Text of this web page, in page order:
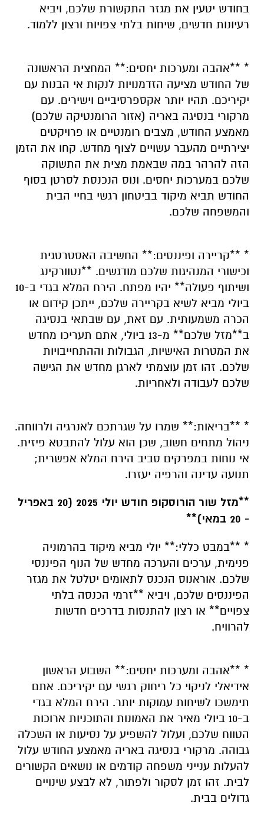
בחודש יטעין את מגזר התקשורת שלכם, ויביא
רעיונות חדשים, שיחות בלתי צפויות ורצון ללמוד.
* **אהבה ומערכות יחסים:** המחצית הראשונה
של החודש מציעה הזדמנויות לנקות אי הבנות עם
יקיריכם. תהיו יותר אקספרסיביים וישירים. עם
מרקורי בנסיגה באריה (אזור הרומנטיקה שלכם)
מאמצע החודש, מצבים רומנטיים או פרויקטים
יצירתיים מהעבר עשויים לצוף מחדש. קחו את הזמן
הזה להרהר במה שבאמת מצית את התשוקה
שלכם במערכות יחסים. ונוס הנכנסת לסרטן בסוף
החודש תביא מיקוד בביטחון רגשי בחיי הבית
והמשפחה שלכם.
* **קריירה ופיננסים:** החשיבה האסטרטגית
וכישורי המנהיגות שלכם מודגשים. **נטוורקינג
ושיתוף פעולה** יהיו מפתח. הירח המלא בגדי ב-10
ביולי מביא לשיא בקריירה שלכם, ייתכן קידום או
הכרה משמעותית. עם זאת, עם שבתאי בנסיגה
ב**מזל שלכם** מ-13 ביולי, אתם תעריכו מחדש
את המטרות האישיות, הגבולות וההתחייבויות
שלכם. זהו זמן עוצמתי לארגן מחדש את הגישה
שלכם לעבודה ולאחריות.
* **בריאות:** שמרו על שגרתכם לאנרגיה ולרווחה.
ניהול מתחים חשוב, שכן הוא עלול להתבטא פיזית.
אי נוחות במפרקים סביב הירח המלא אפשרית;
תנועה עדינה והרפיה יעזרו.
**מזל שור הורוסקופ חודש יולי 2025 (20 באפריל
- 20 במאי)**
* **במבט כללי:** יולי מביא מיקוד בהרמוניה
פנימית, ערכים והערכה מחדש של הנוף הפיננסי
שלכם. אוראנוס הנכנס לתאומים יטלטל את מגזר
הפיננסים שלכם, ויביא **זרמי הכנסה בלתי
צפויים** או רצון להתנסות בדרכים חדשות
להרוויח.
* **אהבה ומערכות יחסים:** השבוע הראשון
אידיאלי לניקוי כל ריחוק רגשי עם יקיריכם. אתם
תימשכו לשיחות עמוקות יותר. הירח המלא בגדי
ב-10 ביולי מאיר את האמונות והתוכניות ארוכות
הטווח שלכם, ועלול להשפיע על נסיעות או השכלה
גבוהה. מרקורי בנסיגה באריה מאמצע החודש עלול
להעלות ענייני משפחה קודמים או נושאים הקשורים
לבית. זהו זמן לסקור ולפתור, לא לבצע שינויים
גדולים בבית.